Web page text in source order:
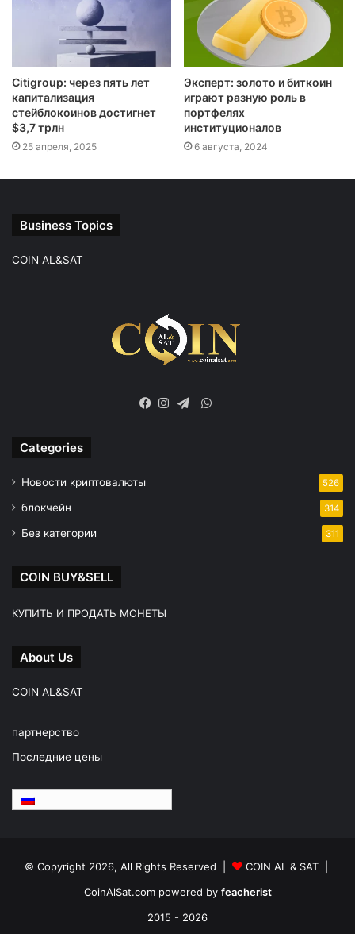
Citigroup: через пять лет
капитализация
стейблокоинов достигнет
$3,7 трлн
25 апреля, 2025
Эксперт: золото и биткоин
играют разную роль в
портфелях
институционалов
6 августа, 2024
Business Topics
COIN AL&SAT
WhatsApp
Categories
Новости криптовалюты 526
блокчейн 314
Без категории 311
COIN BUY&SELL
КУПИТЬ И ПРОДАТЬ МОНЕТЫ
About Us
COIN AL&SAT
партнерство
Последние цены
© Copyright 2026, All Rights Reserved |
COIN AL & SAT |
CoinAlSat.com powered by feacherist
2015 - 2026